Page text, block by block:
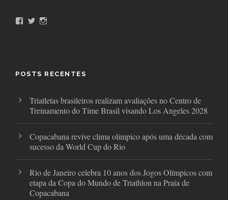
k
T
a
POSTS RECENTES
Triatletas brasileiros realizam avaliações no Centro de
Treinamento do Time Brasil visando Los Angeles 2028
Copacabana revive clima olímpico após uma década com
sucesso da World Cup do Rio
Rio de Janeiro celebra 10 anos dos Jogos Olímpicos com
etapa da Copa do Mundo de Triathlon na Praia de
Copacabana